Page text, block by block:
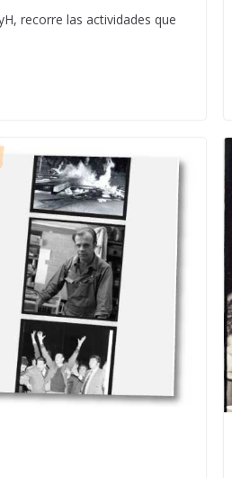
recorre las actividades que